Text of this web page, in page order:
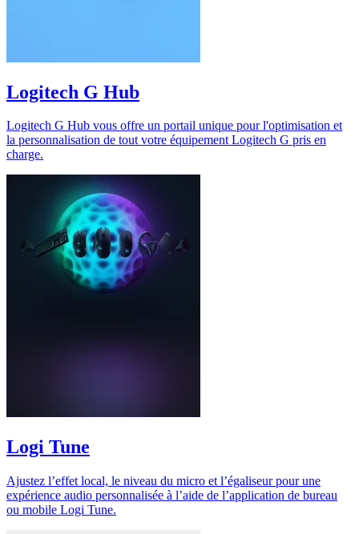
Logitech G Hub
Logitech G Hub vous offre un portail unique pour l'optimisation et
la personnalisation de tout votre équipement Logitech G pris en
charge.
Logi Tune
Ajustez l’effet local, le niveau du micro et l’égaliseur pour une
expérience audio personnalisée à l’aide de l’application de bureau
ou mobile Logi Tune.